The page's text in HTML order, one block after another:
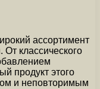
ассортимент
От классического
продукт этого
и неповторимым